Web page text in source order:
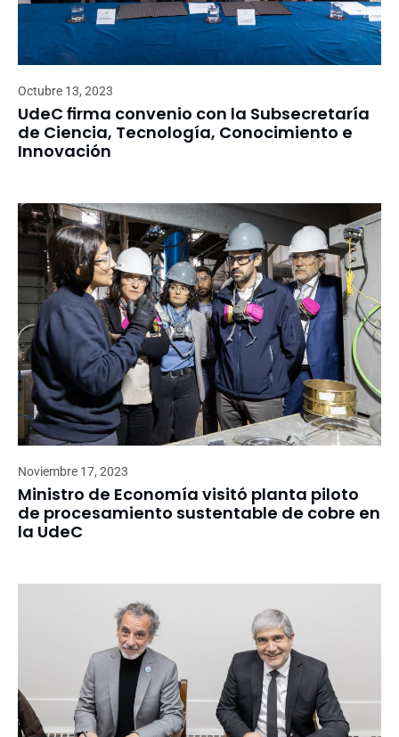
Octubre 13, 2023
UdeC firma convenio con la Subsecretaría
de Ciencia, Tecnología, Conocimiento e
Innovación
Noviembre 17, 2023
Ministro de Economía visitó planta piloto
de procesamiento sustentable de cobre en
la UdeC